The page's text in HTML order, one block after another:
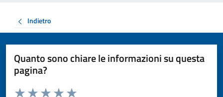
Indietro
Quanto sono chiare le informazioni su questa
pagina?
Valuta da 1 a 5 stelle la pagina